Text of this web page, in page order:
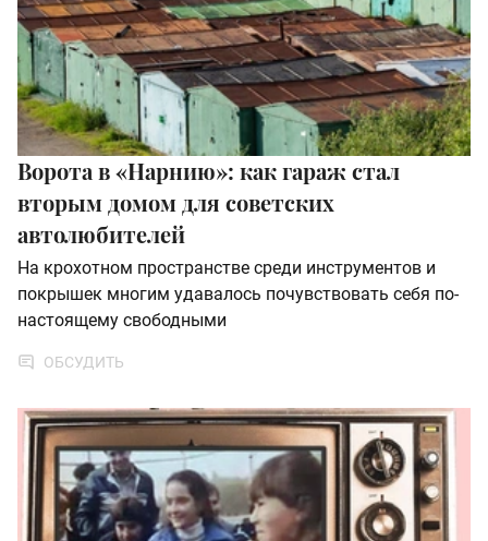
Ворота в «Нарнию»: как гараж стал
вторым домом для советских
автолюбителей
На крохотном пространстве среди инструментов и
покрышек многим удавалось почувствовать себя по-
настоящему свободными
ОБСУДИТЬ